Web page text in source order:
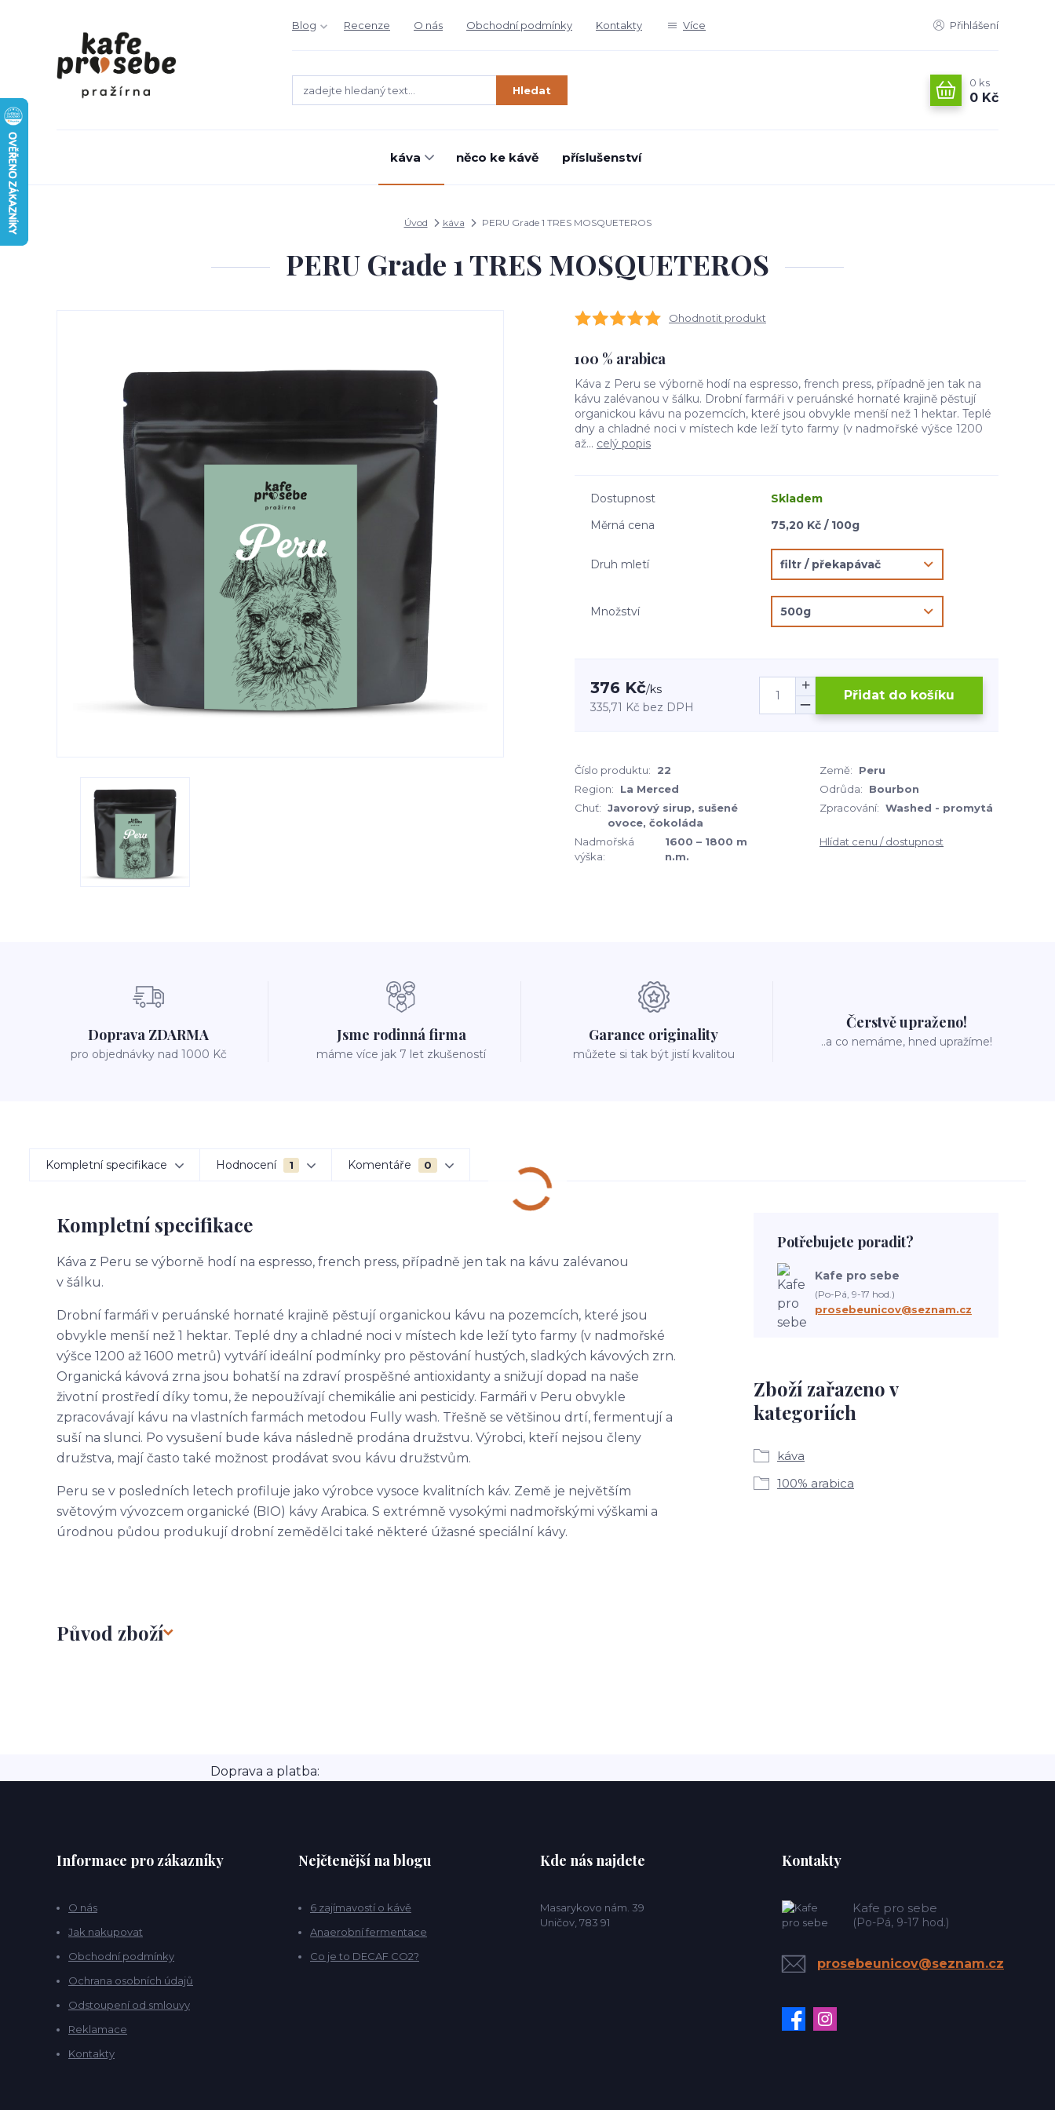
Blog Recenze O nás Obchodní podmínky Kontakty Více Přihlášení
Hledat
0 ks
0 Kč
káva něco ke kávě příslušenství
Úvod káva PERU Grade 1 TRES MOSQUETEROS
PERU Grade 1 TRES MOSQUETEROS
Ohodnotit produkt
100 % arabica
Káva z Peru se výborně hodí na espresso, french press, případně jen tak na
kávu zalévanou v šálku. Drobní farmáři v peruánské hornaté krajině pěstují
organickou kávu na pozemcích, které jsou obvykle menší než 1 hektar. Teplé
dny a chladné noci v místech kde leží tyto farmy (v nadmořské výšce 1200
až... celý popis
Dostupnost
Skladem
Měrná cena
75,20 Kč / 100g
Druh mletí
Množství
376 Kč/ks
335,71 Kč bez DPH
Přidat do košíku
Číslo produktu: 22 Země:
Peru
Region:
La Merced Odrůda:
Bourbon
Chuť: Javorový sirup, sušené
ovoce, čokoláda
Zpracování: Washed - promytá
Nadmořská
výška:
1600 – 1800 m
n.m.
Hlídat cenu / dostupnost
Doprava ZDARMA
pro objednávky nad 1000 Kč
Jsme rodinná firma
máme více jak 7 let zkušeností
Garance originality
můžete si tak být jistí kvalitou
Čerstvě upraženo!
..a co nemáme, hned upražíme!
Kompletní specifikace Hodnocení 1 Komentáře 0
Kompletní specifikace
Káva z Peru se výborně hodí na espresso, french press, případně jen tak na kávu zalévanou
v šálku.
Drobní farmáři v peruánské hornaté krajině pěstují organickou kávu na pozemcích, které jsou
obvykle menší než 1 hektar. Teplé dny a chladné noci v místech kde leží tyto farmy (v nadmořské
výšce 1200 až 1600 metrů) vytváří ideální podmínky pro pěstování hustých, sladkých kávových zrn.
Organická kávová zrna jsou bohatší na zdraví prospěšné antioxidanty a snižují dopad na naše
životní prostředí díky tomu, že nepoužívají chemikálie ani pesticidy. Farmáři v Peru obvykle
zpracovávají kávu na vlastních farmách metodou Fully wash. Třešně se většinou drtí, fermentují a
suší na slunci. Po vysušení bude káva následně prodána družstvu. Výrobci, kteří nejsou členy
družstva, mají často také možnost prodávat svou kávu družstvům.
Peru se v posledních letech profiluje jako výrobce vysoce kvalitních káv. Země je největším
světovým vývozcem organické (BIO) kávy Arabica. S extrémně vysokými nadmořskými výškami a
úrodnou půdou produkují drobní zemědělci také některé úžasné speciální kávy.
Původ zboží
Zboží zařazeno v
kategoriích
káva
100% arabica
Potřebujete poradit?
Kafe pro sebe
(Po-Pá, 9-17 hod.)
prosebeunicov@seznam.cz
Doprava a platba:
Informace pro zákazníky
O nás
Jak nakupovat
Obchodní podmínky
Ochrana osobních údajů
Odstoupení od smlouvy
Reklamace
Kontakty
Nejčtenější na blogu
6 zajímavostí o kávě
Anaerobní fermentace
Co je to DECAF CO2?
Kde nás najdete
Masarykovo nám. 39
Uničov, 783 91
Kontakty
Kafe pro sebe
(Po-Pá, 9-17 hod.)
prosebeunicov@seznam.cz